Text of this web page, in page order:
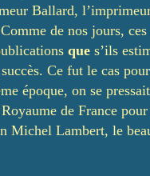
Ballard,
de nos jours,
que s’ils
Ce fut le cas
époque, on se
de France
Michel Lambert, le